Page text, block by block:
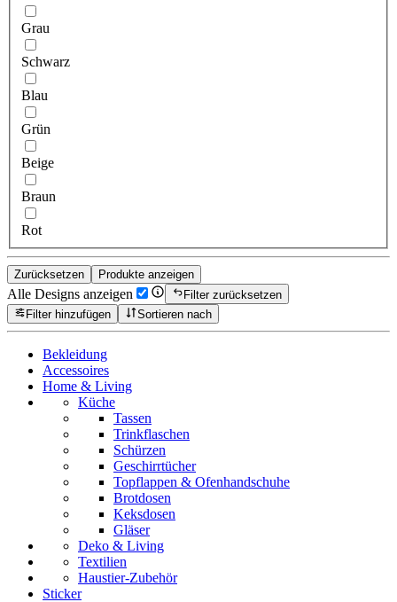
Grau
Schwarz
Blau
Grün
Beige
Braun
Rot
Zurücksetzen Produkte anzeigen
Alle Designs anzeigen
Filter zurücksetzen
Filter hinzufügen
Sortieren nach
Bekleidung
Accessoires
Home & Living
Küche
Tassen
Trinkflaschen
Schürzen
Geschirrtücher
Topflappen & Ofenhandschuhe
Brotdosen
Keksdosen
Gläser
Deko & Living
Textilien
Haustier-Zubehör
Sticker